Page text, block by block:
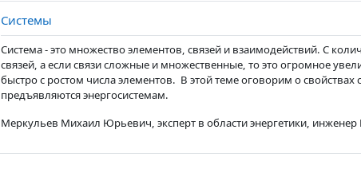
СистемыСтраница
Система - это множество элементов, связей и взаимодействий. С
связей, а если связи сложные и множественные, то это огромное
быстро с ростом числа элементов. В этой теме оговорим о свойствах
предъявляются энергосистемам.
Меркульев Михаил Юрьевич, эксперт в области энергетики,